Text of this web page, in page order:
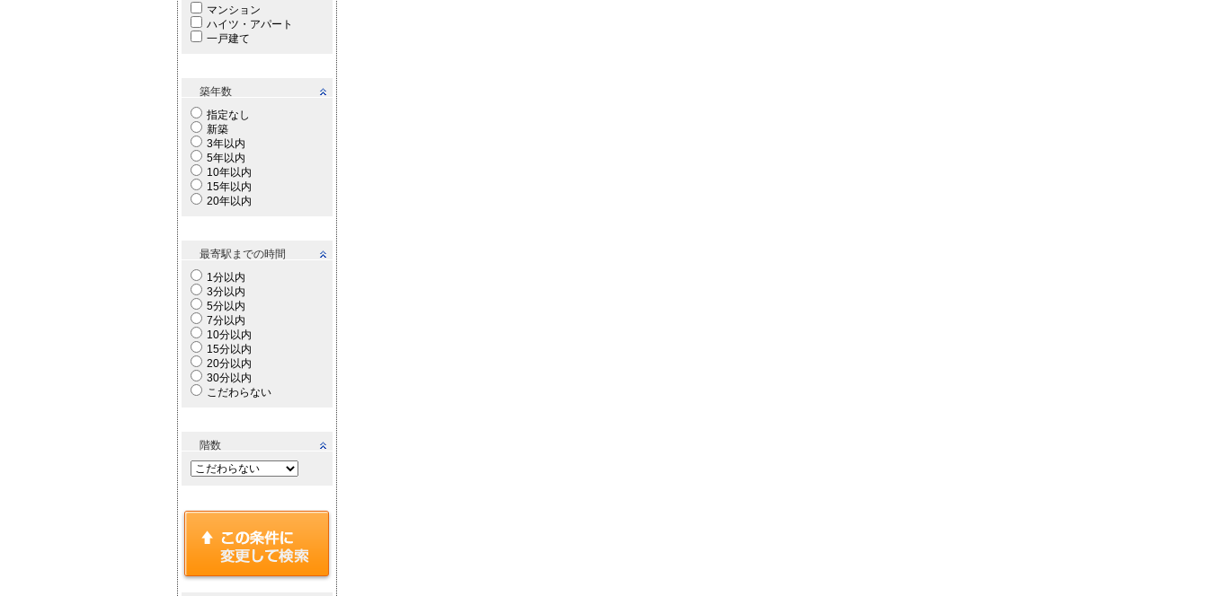
マンション
ハイツ・アパート
一戸建て
築年数
指定なし
新築
3年以内
5年以内
10年以内
15年以内
20年以内
最寄駅までの時間
1分以内
3分以内
5分以内
7分以内
10分以内
15分以内
20分以内
30分以内
こだわらない
階数